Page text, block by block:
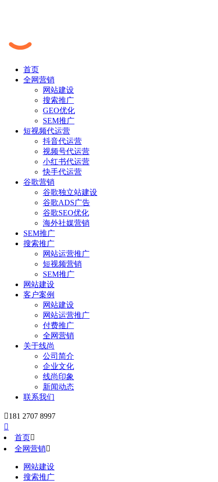
首页
全网营销
网站建设
搜索推广
GEO优化
SEM推广
短视频代运营
抖音代运营
视频号代运营
小红书代运营
快手代运营
谷歌营销
谷歌独立站建设
谷歌ADS广告
谷歌SEO优化
海外社媒营销
SEM推广
搜索推广
网站运营推广
短视频营销
SEM推广
网站建设
客户案例
网站建设
网站运营推广
付费推广
全网营销
关于线尚
公司简介
企业文化
线尚印象
新闻动态
联系我们
181 2707 8997

首页
全网营销
网站建设
搜索推广